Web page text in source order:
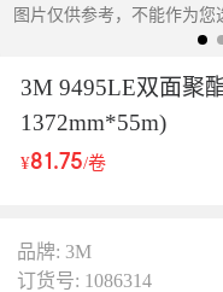
图片仅供参考，不能作为您
3M 9495LE双面聚
1372mm*55m)
¥81.75/卷
品牌: 3M
订货号: 1086314